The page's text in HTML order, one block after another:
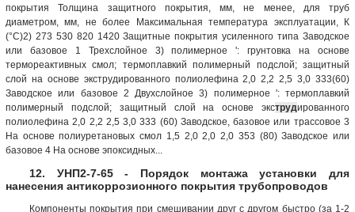
покрытия Толщина защитного покрытия, мм, не менее, для труб
диаметром, мм, не более Максимальная температура эксплуатации, К
(°С)2) 273 530 820 1420 Защитные покрытия усиленного типа Заводское
или базовое 1 Трехслойное 3) полимерное ': грунтовка на основе
термореактивных смол; термоплавкий полимерный подслой; защитный
слой на основе экструдированного полиолефина 2,0 2,2 2,5 3,0 333(60)
Заводское или базовое 2 Двухслойное 3) полимерное ': термоплавкий
полимерный подслой; защитный слой на основе экструдированного
полиолефина 2,0 2,2 2,5 3,0 333 (60) Заводское, базовое или трассовое 3
На основе полиуретановых смол 1,5 2,0 2,0 2,0 353 (80) Заводское или
базовое 4 На основе эпоксидных...
12. УНП2-7-65 - Порядок монтажа установки для
нанесения антикоррозионного покрытия трубопроводов
Компоненты покрытия при смешивании друг с другом быстро (за 1-2